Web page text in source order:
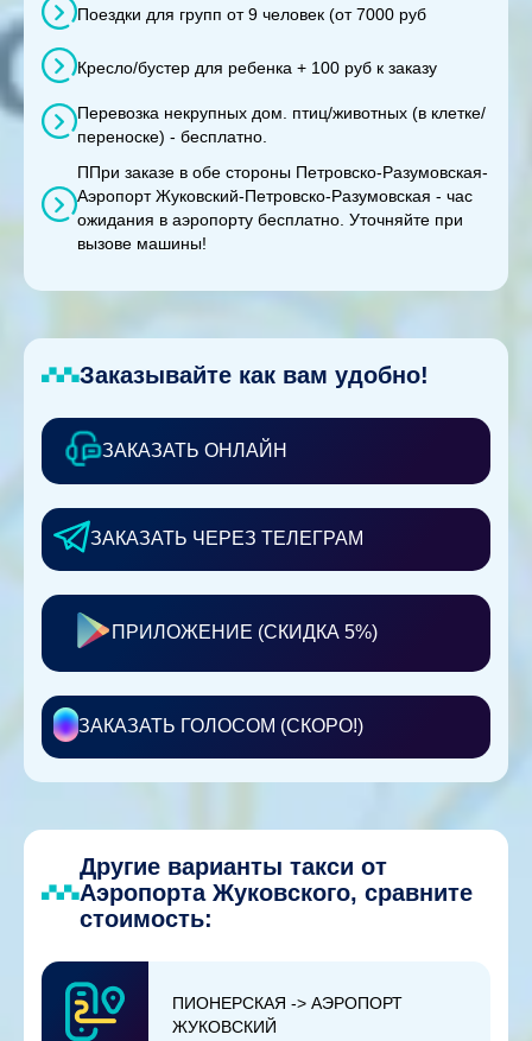
Поездки для групп от 9 человек (от 7000 руб
Кресло/бустер для ребенка + 100 руб к заказу
Перевозка некрупных дом. птиц/животных (в клетке/
переноске) - бесплатно.
ППри заказе в обе стороны Петровско-Разумовская-
Аэропорт Жуковский-Петровско-Разумовская - час
ожидания в аэропорту бесплатно. Уточняйте при
вызове машины!
Заказывайте как вам удобно!
ЗАКАЗАТЬ ОНЛАЙН
ЗАКАЗАТЬ ЧЕРЕЗ ТЕЛЕГРАМ
ПРИЛОЖЕНИЕ (СКИДКА 5%)
ЗАКАЗАТЬ ГОЛОСОМ (СКОРО!)
Другие варианты такси от
Аэропорта Жуковского, сравните
стоимость:
ПИОНЕРСКАЯ -> АЭРОПОРТ
ЖУКОВСКИЙ